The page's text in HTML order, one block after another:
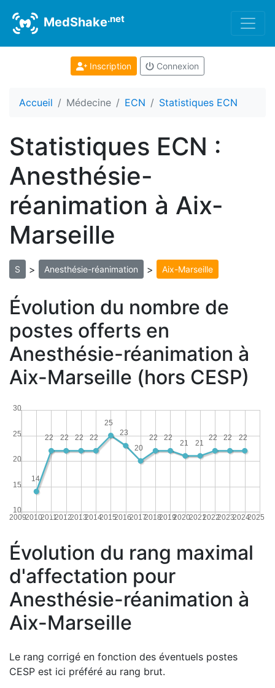
MedShake.net
Inscription Connexion
Accueil Médecine ECN Statistiques ECN
Statistiques ECN :
Anesthésie-
réanimation à Aix-
Marseille
S > Anesthésie-réanimation > Aix-Marseille
Évolution du nombre de
postes offerts en
Anesthésie-réanimation à
Aix-Marseille (hors CESP)
20092010201120122013201420152016201720182019202020212022202320242025
10
15
20
25
30
22
22
22
21
21
22
22
20
23
25
22
22
22
22
14
Évolution du rang maximal
d'affectation pour
Anesthésie-réanimation à
Aix-Marseille
Le rang corrigé en fonction des éventuels postes
CESP est ici préféré au rang brut.